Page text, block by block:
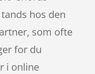
hos den
som ofte
for du
i online